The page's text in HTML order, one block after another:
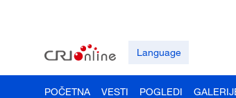
Language
POČETNA VESTI POGLEDI